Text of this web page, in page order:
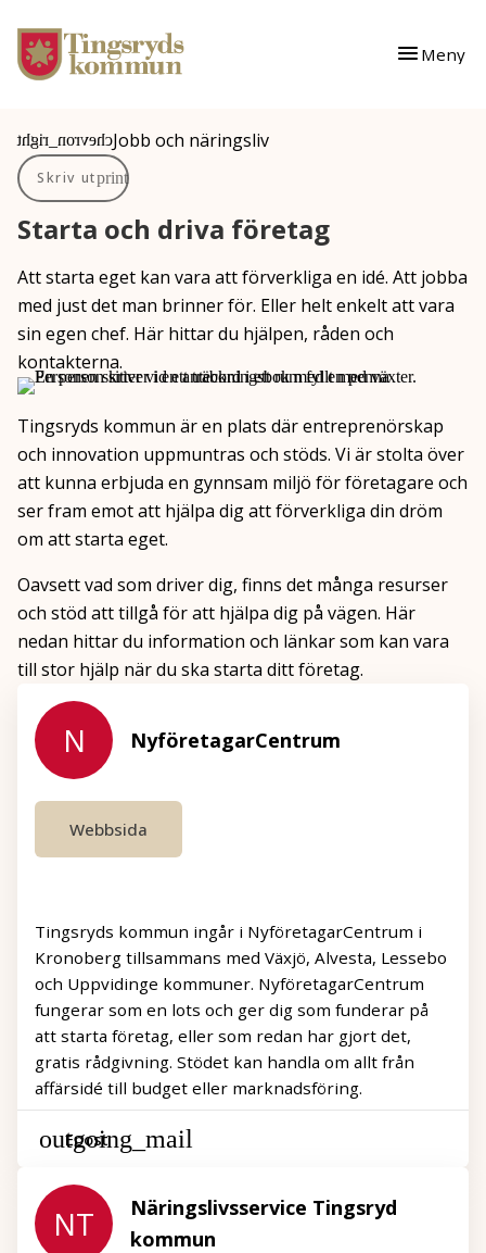
Gå till innehåll
Gå till huvudmeny
Meny
Du är här: Jobb och näringsliv
Skriv ut
Starta och driva företag
Att starta eget kan vara att förverkliga en idé. Att jobba
med just det man brinner för. Eller helt enkelt att vara
sin egen chef. Här hittar du hjälpen, råden och
kontakterna.
Tingsryds kommun är en plats där entreprenörskap
och innovation uppmuntras och stöds. Vi är stolta över
att kunna erbjuda en gynnsam miljö för företagare och
ser fram emot att hjälpa dig att förverkliga din dröm
om att starta eget.
Oavsett vad som driver dig, finns det många resurser
och stöd att tillgå för att hjälpa dig på vägen. Här
nedan hittar du information och länkar som kan vara
till stor hjälp när du ska starta ditt företag.
N NyföretagarCentrum
Webbsida
Tingsryds kommun ingår i NyföretagarCentrum i
Kronoberg tillsammans med Växjö, Alvesta, Lessebo
och Uppvidinge kommuner. NyföretagarCentrum
fungerar som en lots och ger dig som funderar på
att starta företag, eller som redan har gjort det,
gratis rådgivning. Stödet kan handla om allt från
affärsidé till budget eller marknadsföring.
Epost
NT
Näringslivsservice Tingsryd
kommun